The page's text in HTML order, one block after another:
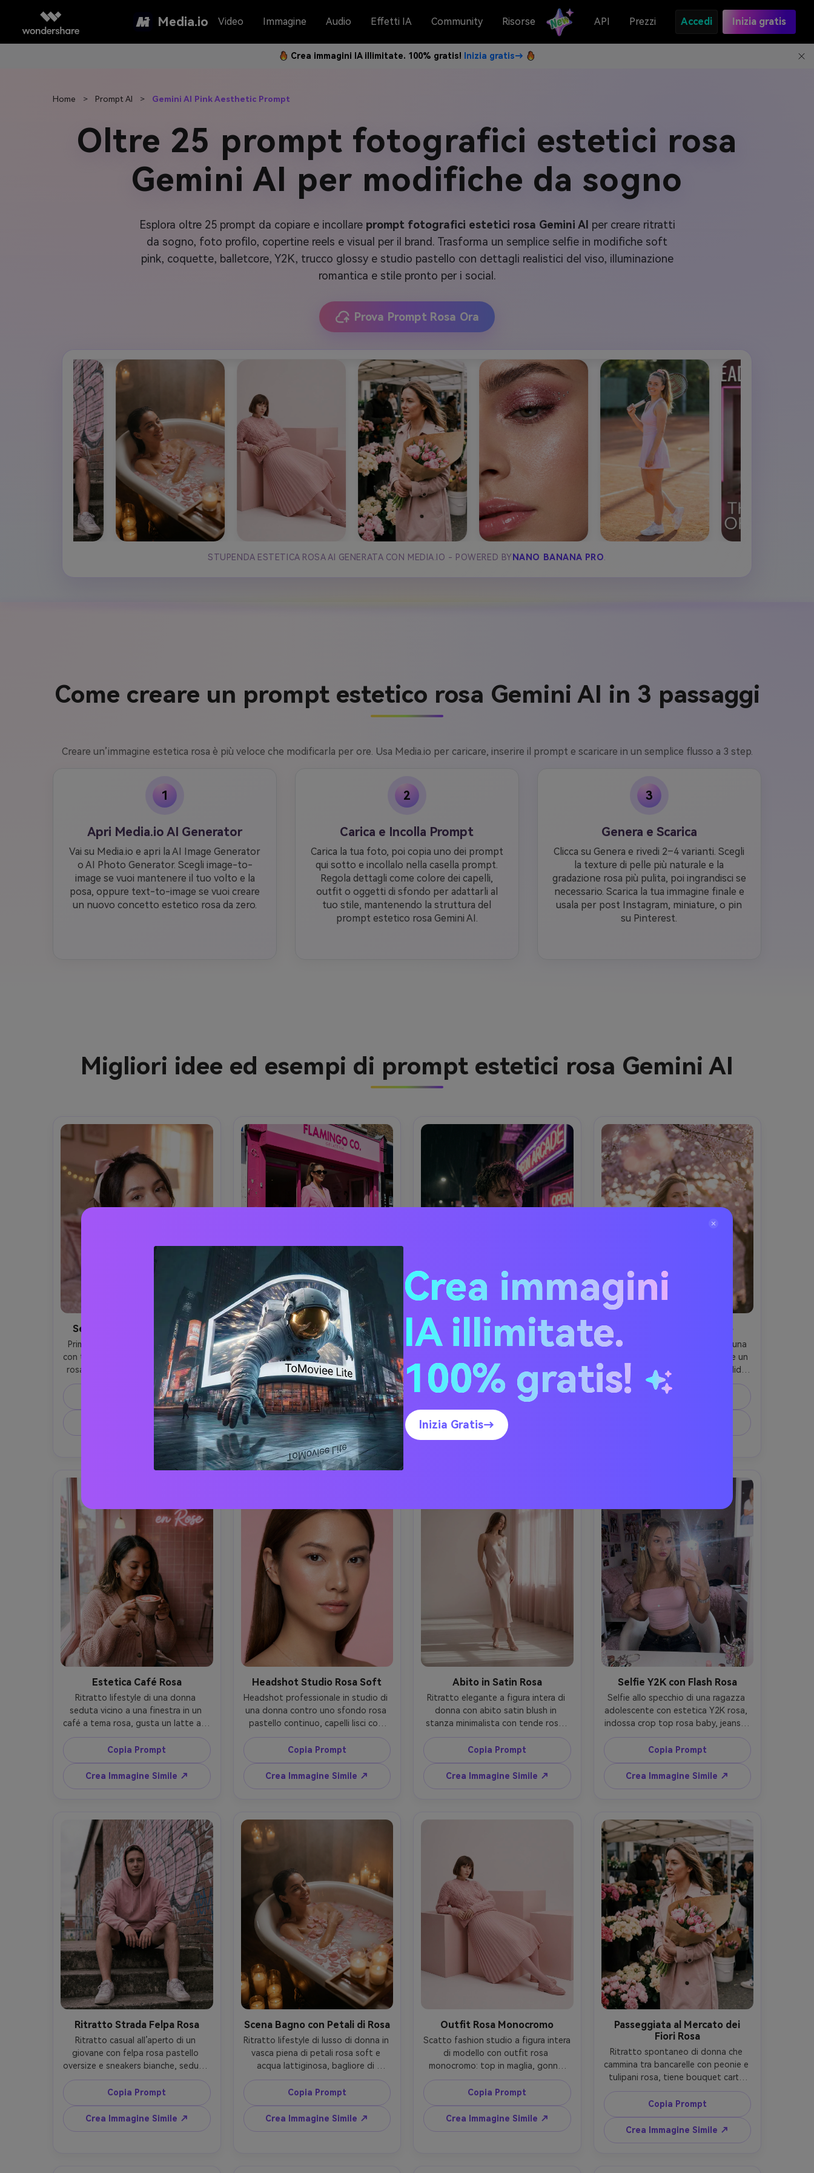
Media.io Video Immagine Audio Effetti IA Community Risorse API Prezzi Accedi Inizia gratis
Crea immagini IA illimitate. 100% gratis! Inizia gratis→
Home > Prompt AI > Gemini AI Pink Aesthetic Prompt
Oltre 25 prompt fotografici estetici rosa
Gemini AI per modifiche da sogno
Esplora oltre 25 prompt da copiare e incollare prompt fotografici estetici rosa Gemini AI per creare ritratti
da sogno, foto profilo, copertine reels e visual per il brand. Trasforma un semplice selfie in modifiche soft
pink, coquette, balletcore, Y2K, trucco glossy e studio pastello con dettagli realistici del viso, illuminazione
romantica e stile pronto per i social.
Prova Prompt Rosa Ora
STUPENDA ESTETICA ROSA AI GENERATA CON MEDIA.IO - POWERED BY NANO BANANA PRO
Come creare un prompt estetico rosa Gemini AI in 3 passaggi
Creare un’immagine estetica rosa è più veloce che modificarla per ore. Usa Media.io per caricare, inserire il prompt e scaricare in un semplice flusso a 3 step.
1
Apri Media.io AI Generator
Vai su Media.io e apri la AI Image Generator
o AI Photo Generator. Scegli image-to-
image se vuoi mantenere il tuo volto e la
posa, oppure text-to-image se vuoi creare
un nuovo concetto estetico rosa da zero.
2
Carica e Incolla Prompt
Carica la tua foto, poi copia uno dei prompt
qui sotto e incollalo nella casella prompt.
Regola dettagli come colore dei capelli,
outfit o oggetti di sfondo per adattarli al
tuo stile, mantenendo la struttura del
prompt estetico rosa Gemini AI.
3
Genera e Scarica
Clicca su Genera e rivedi 2–4 varianti. Scegli
la texture di pelle più naturale e la
gradazione rosa più pulita, poi ingrandisci se
necessario. Scarica la tua immagine finale e
usala per post Instagram, miniature, o pin
su Pinterest.
Migliori idee ed esempi di prompt estetici rosa Gemini AI
Selfie Coquette con Fiocco
Primo piano di una giovane donna
con trucco soft glam e labbra glossy
rosa, che indossa un fiocco in raso
rosa pallido tra i capelli e una
delicata collana di perle; sfondo di
camera rosa accogliente con luci
fatate e cuscini soffici, luce calda
dalla finestra con bloom delicato,
scatto Sony A7IV 85mm f/1.4,
profondità di campo ridotta, bokeh
cremoso, gradazione colore rosa
fotorealistica e pori naturali,
fotografia beauty editoriale --ar 4:5
Copia Prompt
Crea Immagine Simile ↗
Look Barbiecore da Strada
Foto fashion a figura intera di una
donna sicura che attraversa davanti
a una vetrina fucsia, indossa un
completo blazer rosa bubblegum
con tacchi abbinati e mini borsa,
occhiali da sole, coda alta, luce
estiva intensa con ombre nette,
scatto Canon EOS R5 50mm,
composizione street-style, toni
vibranti ma realistici, texture ultra-
dettagliata dei tessuti, mood
Copia Prompt
Crea Immagine Simile ↗
Ritratto Notturno al Neon
uomo stiloso sotto insegna neon
rosa in strada piovosa, indossa
giacca di pelle nera con dettagli
bagnato, illuminazione notturna
cinematografica con gel rosa e viola,
Copia Prompt
Crea Immagine Simile ↗
Bokeh di Fiori di Ciliegio
Ritratto romantico all’aperto di una
donna sotto ciliegi in fiore, tiene un
piccolo bouquet di fiori rosa pallido,
brezza leggera nei capelli,
retroilluminazione all’ora d’oro che
crea bokeh rosa, scatto Nikon Z7 II
sognante, flare delicato, texture
Copia Prompt
Estetica Café Rosa
Ritratto lifestyle di una donna
seduta vicino a una finestra in un
café a tema rosa, gusta un latte alla
fragola con latte art a cuore,
indossa un cardigan blush e
orecchini gold, parete piastrellata
rosa e insegna neon sullo sfondo,
luce soft dalla finestra più
composizione pulita, dettagli
realistici di pelle e capelli, fotografia
lifestyle editoriale --ar 4:5
Copia Prompt
Crea Immagine Simile ↗
Headshot Studio Rosa Soft
Headshot professionale in studio di
una donna contro uno sfondo rosa
pastello continuo, capelli lisci con
riga centrale, pelle rugiada, blush
rosato, labbra lucide, gioielli minimal,
illuminazione beauty dish con wrap
soft e catchlight, scatto Canon 5D
Mark IV 85mm, occhi nitidi, pelle liscia
Copia Prompt
Crea Immagine Simile ↗
Abito in Satin Rosa
Ritratto elegante a figura intera di
donna con abito satin blush in
stanza minimalista con tende rosa,
luce mattutina delicata che
attraversa il pavimento, sandali con
lacci delicati, posa rilassata, scatto
Sony A7IV 50mm f/1.4, ombre
naturali, riflessi sul tessuto setoso,
Copia Prompt
Crea Immagine Simile ↗
Selfie Y2K con Flash Rosa
Selfie allo specchio di una ragazza
adolescente con estetica Y2K rosa,
indossa crop top rosa baby, jeans a
vita bassa, mollettine a farfalla,
balsamo labbra glossy, scatto con
flash diretto da fotocamera, stanza
rosa messy con poster e accessori
glitterati, stile fotografia flash
e divertente, lente 85mm,
profondità di campo ridotta, luce
cinematografica soft --ar 4:5
Copia Prompt
Crea Immagine Simile ↗
Ritratto Strada Felpa Rosa
Ritratto casual all’aperto di un
giovane con felpa rosa pastello
oversize e sneakers bianche, seduto
su gradini di cemento con muro
graffiti rosa dietro di lui, luce diurna
nuvolosa per ombre soft, scatto
Sony A6400 50mm, composizione
centrata, dettaglio nitido, texture
Copia Prompt
Crea Immagine Simile ↗
Scena Bagno con Petali di Rosa
Ritratto lifestyle di lusso di donna in
vasca piena di petali rosa soft e
acqua lattiginosa, bagliore di
candele, vapore nell’aria,
espressione rilassata, capelli
bagnati lisci all’indietro, scatto
Canon EOS R6 35mm f/1.8, highlights
caldi, soft sognante con dettaglio
Copia Prompt
Crea Immagine Simile ↗
Outfit Rosa Monocromo
Scatto fashion studio a figura intera
di modello con outfit rosa
monocromo: top in maglia, gonna
plissé, collant rosa e mocassini
abbinati, set minimale con blocchi
rosa pastello, illuminazione studio
uniforme con ombre soft, scatto
Hasselblad 80mm, composizione
Copia Prompt
Crea Immagine Simile ↗
Passeggiata al Mercato dei
Fiori Rosa
Ritratto spontaneo di donna che
cammina tra bancarelle con peonie e
tulipani rosa, tiene bouquet carta
kraft, indossa trench rosa chiaro,
luce naturale con highlights delicati,
scatto Fujifilm X100V 23mm,
inquadratura documentaristica, pelle
e capelli realistici, palette rosa soft,
Copia Prompt
Crea Immagine Simile ↗
Crea immagini
IA illimitate.
100% gratis!
Inizia Gratis→